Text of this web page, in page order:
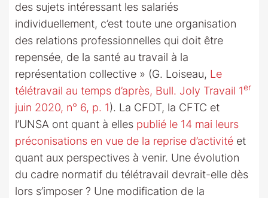
des sujets intéressant les salariés
individuellement, c’est toute une organisation
des relations professionnelles qui doit être
repensée, de la santé au travail à la
représentation collective » (G. Loiseau, Le
télétravail au temps d’après, Bull. Joly Travail 1er
juin 2020, n° 6, p. 1). La CFDT, la CFTC et
l’UNSA ont quant à elles publié le 14 mai leurs
préconisations en vue de la reprise d’activité et
quant aux perspectives à venir. Une évolution
du cadre normatif du télétravail devrait-elle dès
lors s’imposer ? Une modification de la